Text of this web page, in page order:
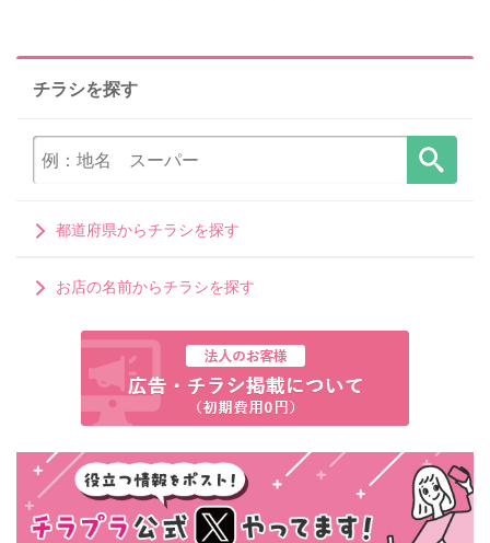
チラシを探す
都道府県からチラシを探す
お店の名前からチラシを探す